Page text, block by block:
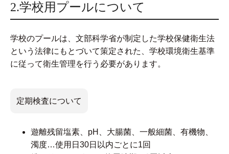
2.学校用プールについて
学校のプールは、文部科学省が制定した学校保健衛生法
という法律にもとづいて策定された、学校環境衛生基準
に従って衛生管理を行う必要があります。
定期検査について
遊離残留塩素、pH、大腸菌、一般細菌、有機物、
濁度…使用日30日以内ごとに1回